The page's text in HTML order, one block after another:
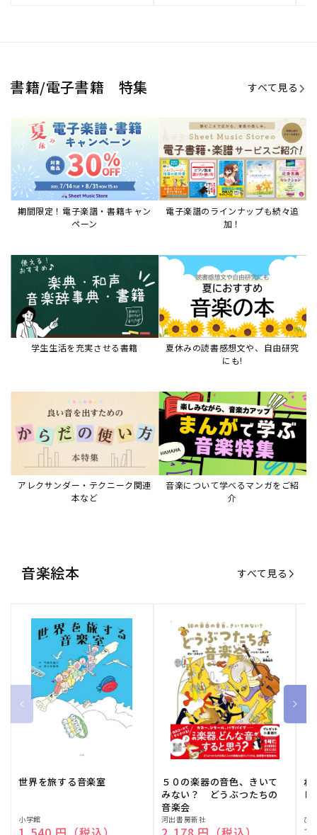
書籍/電子書籍 特集 すべて見る
期間限定！電子楽譜・書籍キャン
ペーン
電子楽譜のラインナップも続々追
加！
学生生活を充実させる書籍
夏休みの読書感想文や、自由研究
にも!
アレクサンダー・テクニーク関連
本など
音楽について学べるマンガをご紹
介
音楽絵本 すべて見る
世界を旅する音楽室
販
小学館
５０の楽器の音色、きいて
みない？ どうぶつたちの
音楽会
販
河出書房新社
ね
販ひ